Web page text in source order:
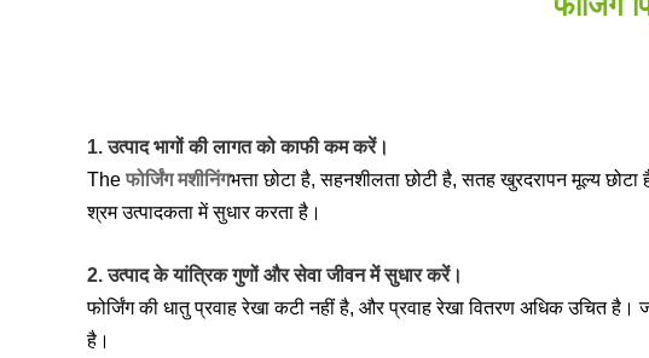
1. उत्पाद भागों की लागत को काफी कम करें।
Theफोर्जिंग मशीनिंगभत्ता छोटा है, सहनशीलता छोटी है, सतह खुरदरापन मूल्य
श्रम उत्पादकता में सुधार करता है।
2. उत्पाद के यांत्रिक गुणों और सेवा जीवन में सुधार करें।
फोर्जिंग की धातु प्रवाह रेखा कटी नहीं है, और प्रवाह रेखा वितरण अधिक उचित
है।